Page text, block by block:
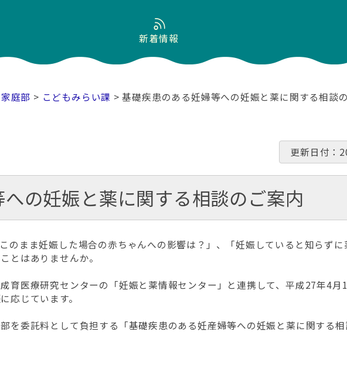
新着情報
庭部 > こどもみらい課 > 基礎疾患のある妊婦等への妊娠と薬に関する相談
更新日付：
の妊娠と薬に関する相談のご案内
まま妊娠した場合の赤ちゃんへの影響は？」、「妊娠していると知らずに
とはありませんか。
育医療研究センターの「妊娠と薬情報センター」と連携して、平成27年4月
応じています。
を委託料として負担する「基礎疾患のある妊産婦等への妊娠と薬に関する